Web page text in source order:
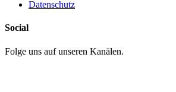
Datenschutz
Social
Folge uns auf unseren Kanälen.